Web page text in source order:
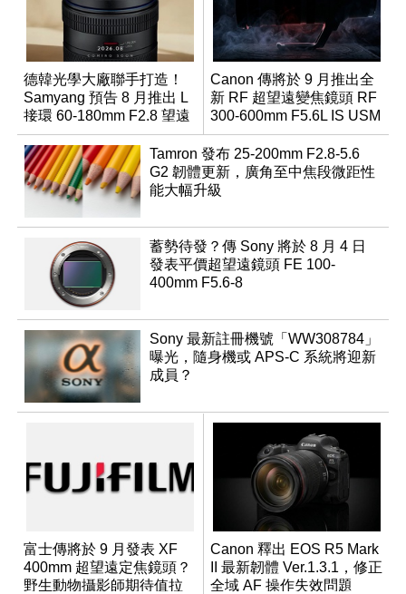
德韓光學大廠聯手打造！
Samyang 預告 8 月推出 L
接環 60-180mm F2.8 望遠
變焦鏡
Canon 傳將於 9 月推出全
新 RF 超望遠變焦鏡頭 RF
300-600mm F5.6L IS USM
Tamron 發布 25-200mm F2.8-5.6
G2 韌體更新，廣角至中焦段微距性
能大幅升級
蓄勢待發？傳 Sony 將於 8 月 4 日
發表平價超望遠鏡頭 FE 100-
400mm F5.6-8
Sony 最新註冊機號「WW308784」
曝光，隨身機或 APS-C 系統將迎新
成員？
富士傳將於 9 月發表 XF
400mm 超望遠定焦鏡頭？
野生動物攝影師期待值拉
Canon 釋出 EOS R5 Mark
II 最新韌體 Ver.1.3.1，修正
全域 AF 操作失效問題